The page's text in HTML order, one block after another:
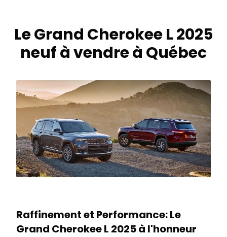
Le Grand Cherokee L 2025
neuf à vendre à Québec
Raffinement et Performance: Le
Grand Cherokee L 2025 à l'honneur